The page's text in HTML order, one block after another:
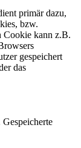
primär dazu,
bzw.
Cookie kann z.B.
gespeichert
das